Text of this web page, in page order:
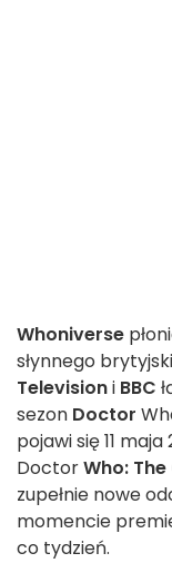
Whoniverse
słynnego
Televisioni BBC
sezon Doctor
pojawi się 11
DoctorWho:
zupełnie nowe
momencie
co tydzień.